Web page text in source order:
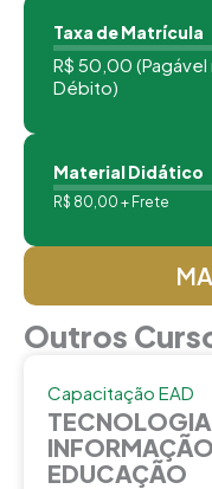
Taxa de Matrícula
R$ 50,00
Débito)
Material Didático
R$ 80,00 + Frete
Outros
Capacitação EAD
EDUCAÇÃO